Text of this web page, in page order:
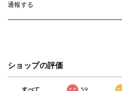
通報する
ショップの評価
すべて 59